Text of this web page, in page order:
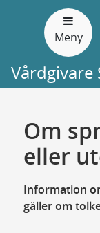
Meny
Vårdgivare
Om
eller
Information
gäller om